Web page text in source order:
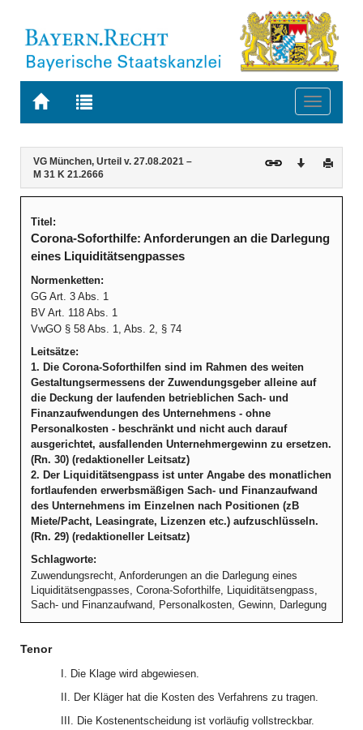
Zur
BAYERN.RECHT
Zur
letzten
Suche
Toggle
Navigation
Inhalt
VG München, Urteil v. 27.08.2021 –
M 31 K 21.2666
Download
Titel:
Corona-Soforthilfe: Anforderungen an die Darlegung
eines Liquiditätsengpasses
Normenketten:
GG Art. 3 Abs. 1
BV Art. 118 Abs. 1
VwGO § 58 Abs. 1, Abs. 2, § 74
Leitsätze:
1. Die Corona-Soforthilfen sind im Rahmen des weiten
Gestaltungsermessens der Zuwendungsgeber alleine auf
die Deckung der laufenden betrieblichen Sach- und
Finanzaufwendungen des Unternehmens - ohne
Personalkosten - beschränkt und nicht auch darauf
ausgerichtet, ausfallenden Unternehmergewinn zu ersetzen.
(Rn. 30) (redaktioneller Leitsatz)
2. Der Liquiditätsengpass ist unter Angabe des monatlichen
fortlaufenden erwerbsmäßigen Sach- und Finanzaufwand
des Unternehmens im Einzelnen nach Positionen (zB
Miete/Pacht, Leasingrate, Lizenzen etc.) aufzuschlüsseln.
(Rn. 29) (redaktioneller Leitsatz)
Schlagworte:
Zuwendungsrecht, Anforderungen an die Darlegung eines
Liquiditätsengpasses, Corona-Soforthilfe, Liquiditätsengpass,
Sach- und Finanzaufwand, Personalkosten, Gewinn, Darlegung
Tenor
I. Die Klage wird abgewiesen.
II. Der Kläger hat die Kosten des Verfahrens zu tragen.
III. Die Kostenentscheidung ist vorläufig vollstreckbar.